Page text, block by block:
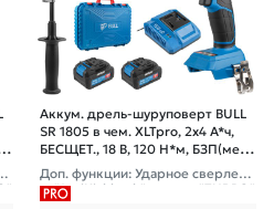
Аккум. дрель-шуруповерт BULL
SR 1805 в чем. XLTpro, 2х4 А*ч,
БЕСЩЕТ., 18 В, 120 Н*м, БЗП(мет.)
13 мм
Доп. функции: Ударное сверлени
е, "AntiKickback", режим "TURBO"